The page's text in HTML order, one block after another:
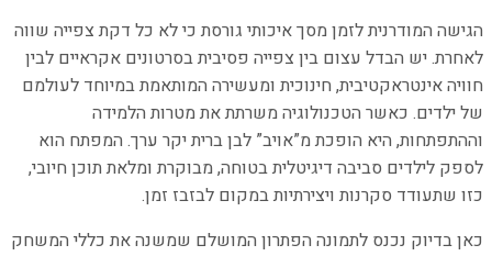
הגישה המודרנית לזמן מסך איכותי גורסת כי לא כל דקת צפייה שווה
לאחרת. יש הבדל עצום בין צפייה פסיבית בסרטונים אקראיים לבין
חוויה אינטראקטיבית, חינוכית ומעשירה המותאמת במיוחד לעולמם
של ילדים. כאשר הטכנולוגיה משרתת את מטרות הלמידה
וההתפתחות, היא הופכת מ”אויב” לבן ברית יקר ערך. המפתח הוא
לספק לילדים סביבה דיגיטלית בטוחה, מבוקרת ומלאת תוכן חיובי,
כזו שתעודד סקרנות ויצירתיות במקום לבזבז זמן.
כאן בדיוק נכנס לתמונה הפתרון המושלם שמשנה את כללי המשחק